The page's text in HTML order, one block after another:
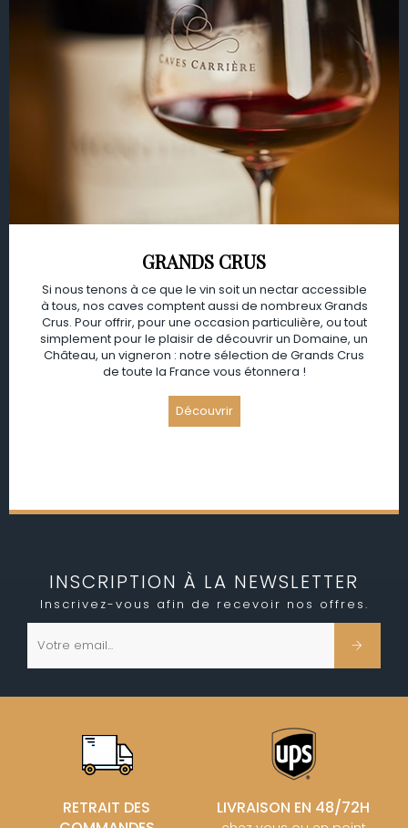
GRANDS CRUS
Si nous tenons à ce que le vin soit un nectar accessible
à tous, nos caves comptent aussi de nombreux Grands
Crus. Pour offrir, pour une occasion particulière, ou tout
simplement pour le plaisir de découvrir un Domaine, un
Château, un vigneron : notre sélection de Grands Crus
de toute la France vous étonnera !
INSCRIPTION À LA NEWSLETTER
Inscrivez-vous afin de recevoir nos offres.
RETRAIT DES
LIVRAISON EN 48/72H